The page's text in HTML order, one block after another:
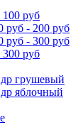
руб
руб - 200 руб
руб - 300 руб
руб
грушевый
яблочный